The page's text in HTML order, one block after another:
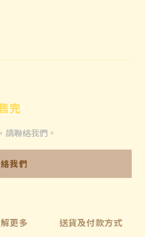
啟程 🐇 𝟖/𝟏𝟔 前訂購享超早鳥優惠
完
請聯絡我們。
我們
更多 送貨及付款方式